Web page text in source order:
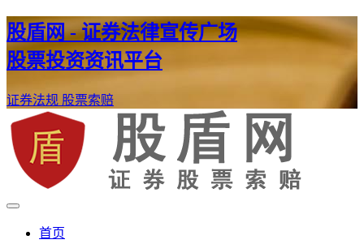
股盾网 - 证券法律宣传广场
股票投资资讯平台
证券法规 股票索赔
股盾网
证券股票维权网
首页